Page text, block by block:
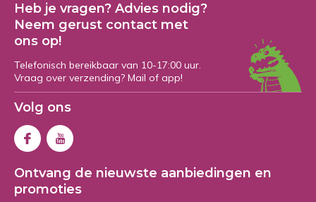
Heb je vragen? Advies nodig?
Neem gerust contact met
ons op!
Telefonisch bereikbaar van 10-17:00 uur.
Vraag over verzending? Mail of app!
Volg ons
Ontvang de nieuwste aanbiedingen en
promoties